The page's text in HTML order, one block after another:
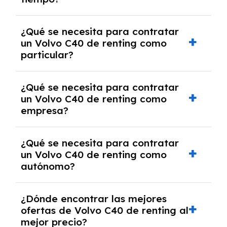
debido al resultado del estudio de viabilidad
económica.
pero puede haber penalizaciones por
cancelación anticipada. Es importante revisar
las condiciones del contrato y hablar con un
experto que te asesore.
¿Qué se necesita para contratar
un Volvo C40 de renting como
particular?
y, en algunos casos, una consulta de solvencia
crediticia y un pago inicial.
¿Qué se necesita para contratar
un Volvo C40 de renting como
empresa?
documentación financiera y, en algunos
casos, un informe de solvencia de la empresa
y un pago inicial.
¿Qué se necesita para contratar
un Volvo C40 de renting como
autónomo?
autónomos, justificante de ingresos y, en
algunos casos, un informe fiscal y un pago
¿Dónde encontrar las mejores
ofertas de Volvo C40 de renting al
mejor precio?